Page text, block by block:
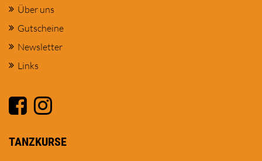
Über uns
Gutscheine
Newsletter
Links
TANZKURSE